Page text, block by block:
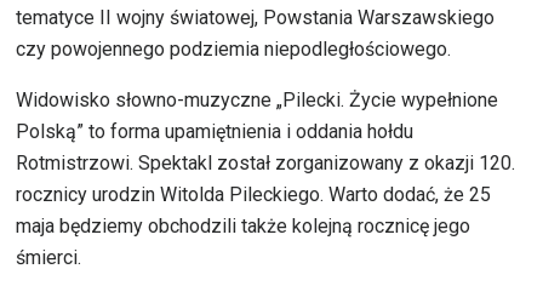
tematyce II wojny światowej, Powstania Warszawskiego
czy powojennego podziemia niepodległościowego.
Widowisko słowno-muzyczne „Pilecki. Życie wypełnione
Polską” to forma upamiętnienia i oddania hołdu
Rotmistrzowi. Spektakl został zorganizowany z okazji 120.
rocznicy urodzin Witolda Pileckiego. Warto dodać, że 25
maja będziemy obchodzili także kolejną rocznicę jego
śmierci.